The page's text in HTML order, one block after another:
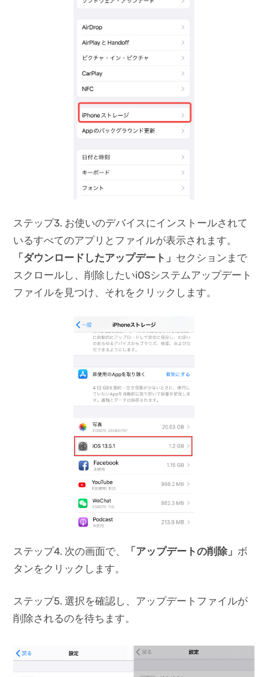
ステップ3. お使いのデバイスにインストールされて
いるすべてのアプリとファイルが表示されます。
「ダウンロードしたアップデート」 セクションまで
スクロールし、削除したいiOSシステムアップデート
ファイルを見つけ、それをクリックします。
ステップ4. 次の画面で、 「アップデートの削除」 ボ
タンをクリックします。
ステップ5. 選択を確認し、アップデートファイルが
削除されるのを待ちます。